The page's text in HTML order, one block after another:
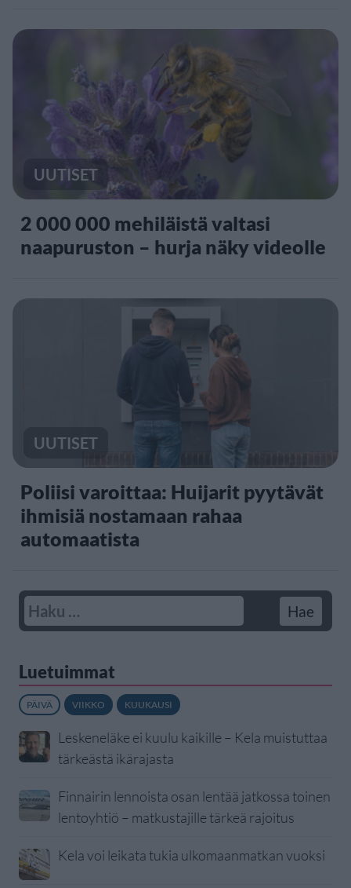
UUTISET
2 000 000 mehiläistä valtasi
naapuruston – hurja näky videolle
UUTISET
Poliisi varoittaa: Huijarit pyytävät
ihmisiä nostamaan rahaa
automaatista
Luetuimmat
PÄIVÄ VIIKKO KUUKAUSI
Leskeneläke ei kuulu kaikille – Kela muistuttaa
tärkeästä ikärajasta
Finnairin lennoista osan lentää jatkossa toinen
lentoyhtiö – matkustajille tärkeä rajoitus
Kela voi leikata tukia ulkomaanmatkan vuoksi